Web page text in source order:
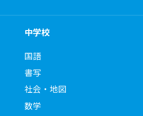
中学校
国語
書写
社会・地図
数学